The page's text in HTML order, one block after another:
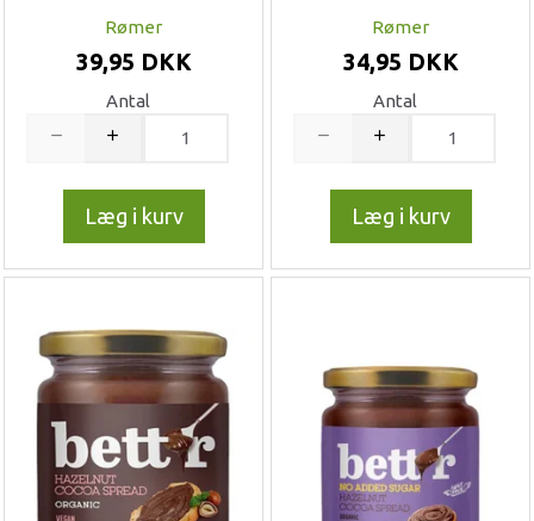
Rømer
39,95 DKK
Antal
Læg i kurv
Rømer
34,95 DKK
Antal
Læg i kurv